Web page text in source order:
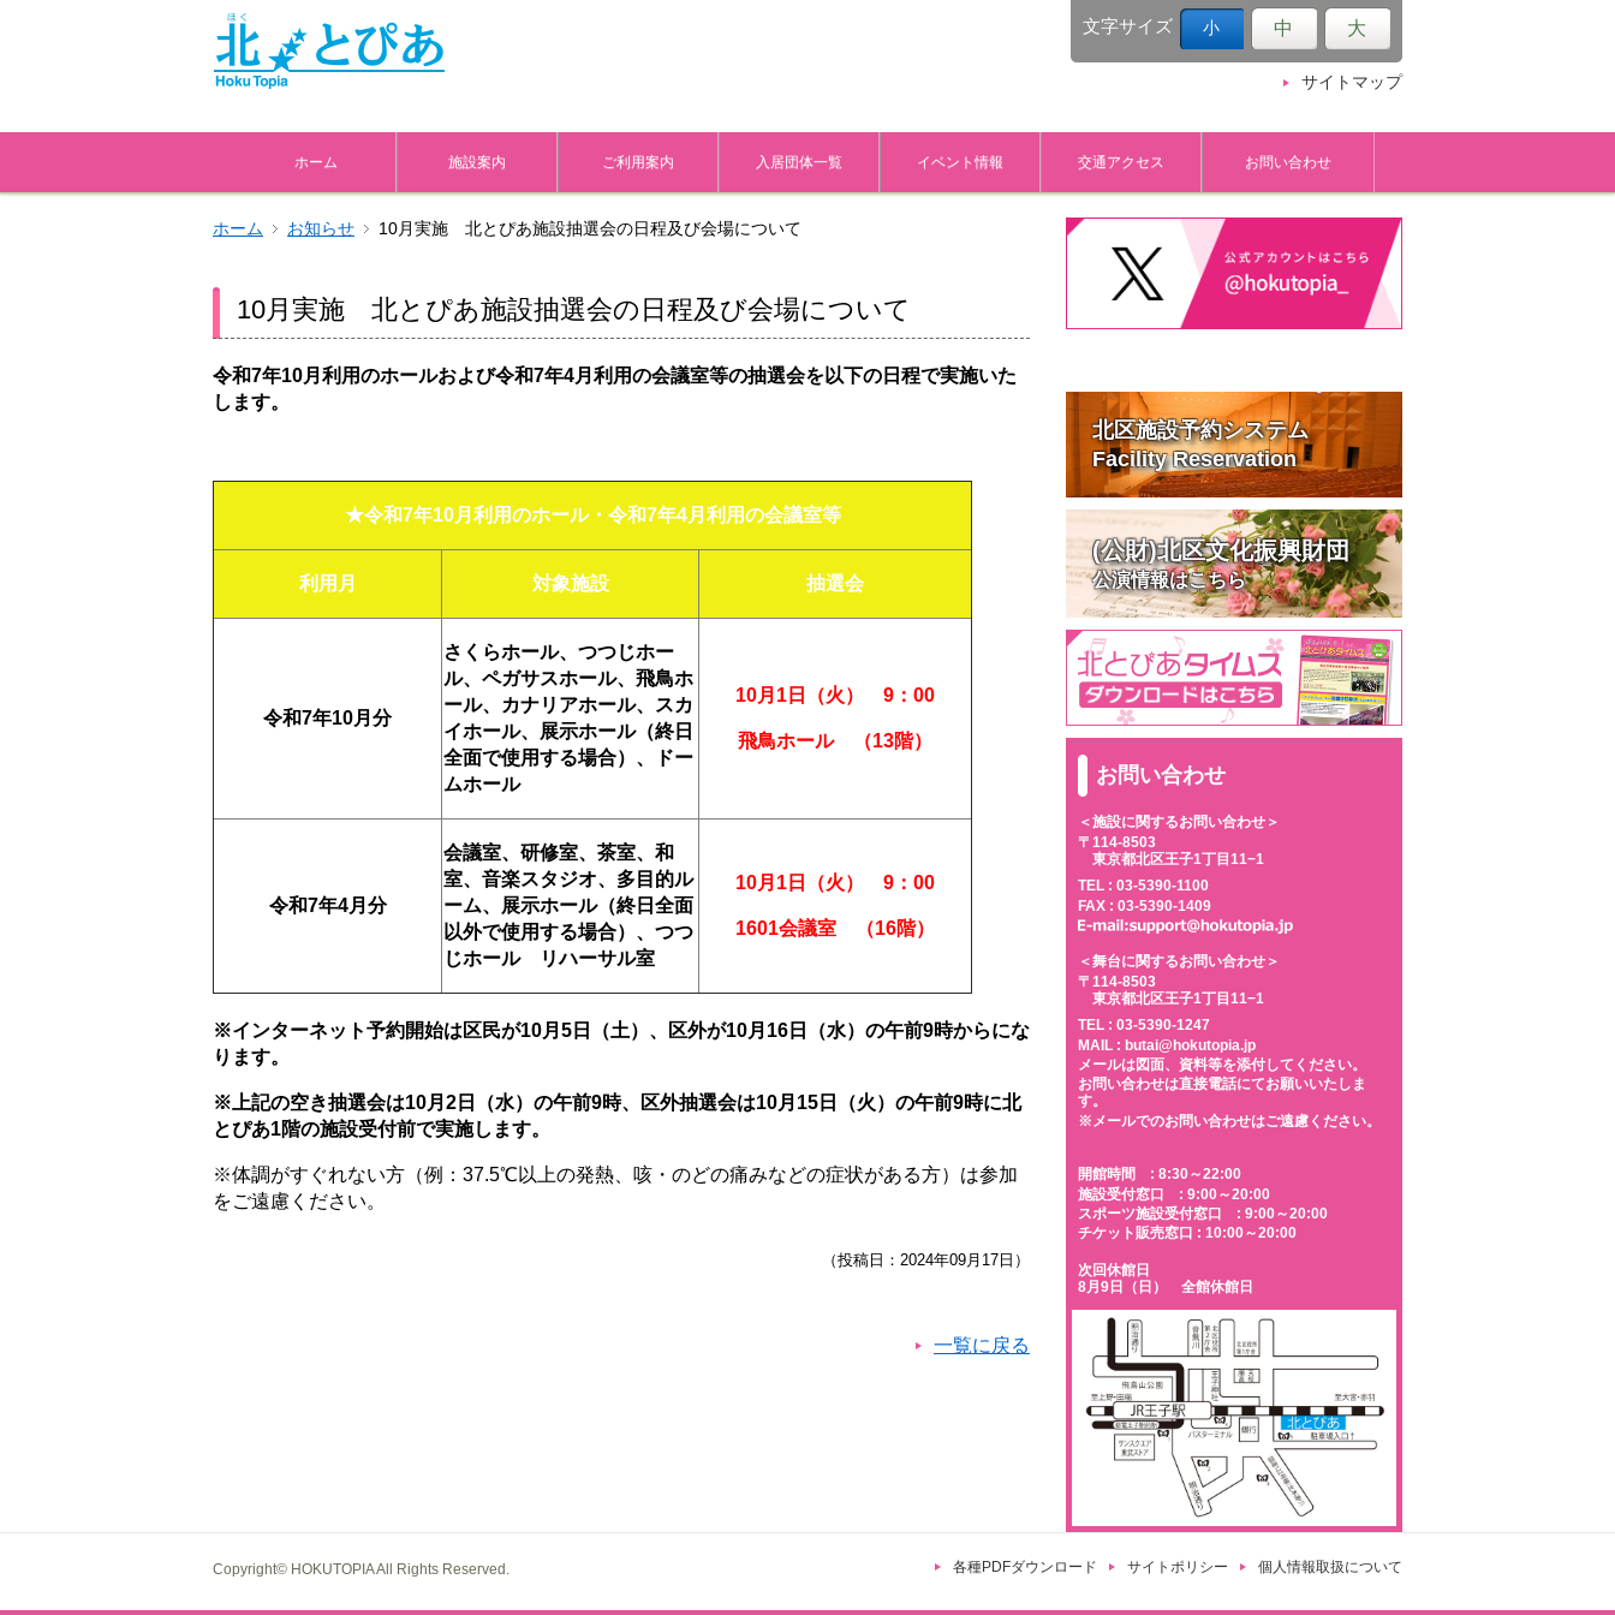
サイトマップ
文字サイズ 小 中 大
ホーム 施設案内 ご利用案内 入居団体一覧 イベント情報 交通アクセス お問い合わせ
ホーム お知らせ 10月実施 北とぴあ施設抽選会の日程及び会場について
10月実施 北とぴあ施設抽選会の日程及び会場について
令和7年10月利用のホールおよび令和7年4月利用の会議室等の抽選会を以下の日程で実施いた
します。
★令和7年10月利用のホール・令和7年4月利用の会議室等
利用月 対象施設 抽選会
令和7年10月分
さくらホール、つつじホー
ル、ペガサスホール、飛鳥ホ
ール、カナリアホール、スカ
イホール、展示ホール（終日
全面で使用する場合）、ドー
ムホール
10月1日（火） 9：00
飛鳥ホール （13階）
令和7年4月分
会議室、研修室、茶室、和
室、音楽スタジオ、多目的ル
ーム、展示ホール（終日全面
以外で使用する場合）、 つつ
じホール リハーサル室
10月1日（火） 9：00
1601会議室 （16階）
※インターネット予約開始は区民が10月5 日（土）、区外が10月16日（水）の午前9時からにな
ります。
※上記の空き抽選会は10月2日（水）の午前9時、区外抽選会は10月15日（火）の午前9時に北
とぴあ1階の施設受付前で実施します。
※体調がすぐれない方（例：37.5℃以上の発熱、咳・のどの痛みなどの症状がある方）は参加
をご遠慮ください。
（投稿日：2024年09月17日）
一覧に戻る
北区施設予約システム
Facility Reservation
(公財)北区文化振興財団
公演情報はこちら
お問い合わせ
＜施設に関するお問い合わせ＞
〒114-8503
東京都北区王子1丁目11−1
TEL : 03-5390-1100
FAX : 03-5390-1409
＜舞台に関するお問い合わせ＞
〒114-8503
東京都北区王子1丁目11−1
TEL : 03-5390-1247
MAIL : butai@hokutopia.jp
メールは図面、資料等を添付してください。
お問い合わせは直接電話にてお願いいたしま
す。
※メールでのお問い合わせはご遠慮ください。
開館時間 : 8:30～22:00
施設受付窓口 : 9:00～20:00
スポーツ施設受付窓口 : 9:00～20:00
チケット販売窓口 : 10:00～20:00
次回休館日
8月9日（日） 全館休館日
各種PDFダウンロード サイトポリシー 個人情報取扱について
Copyright© HOKUTOPIA All Rights Reserved.